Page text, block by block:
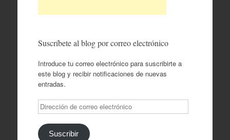
Suscríbete al blog por correo electrónico
Introduce tu correo electrónico para suscribirte a
este blog y recibir notificaciones de nuevas
entradas.
Dirección
de
correo
electrónico
Suscribir